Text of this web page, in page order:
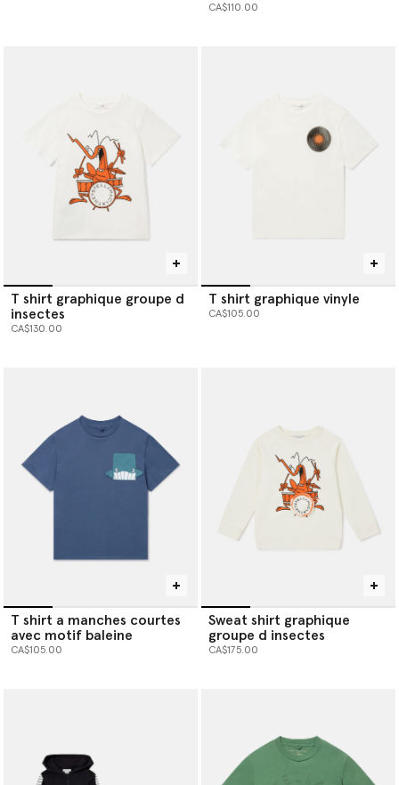
CA$110.00
T shirt graphique groupe d
insectes
CA$130.00
T shirt graphique vinyle
CA$105.00
T shirt a manches courtes
avec motif baleine
CA$105.00
Sweat shirt graphique
groupe d insectes
CA$175.00